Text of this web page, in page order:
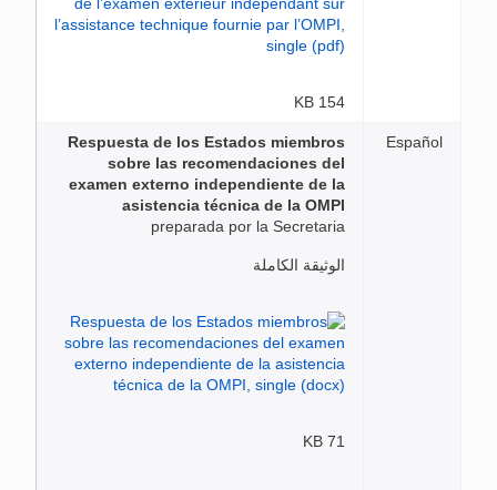
154 KB
Español
Respuesta de los Estados miembros
sobre las recomendaciones del
examen externo independiente de la
asistencia técnica de la OMPI
preparada por la Secretaria
الوثيقة الكاملة
71 KB